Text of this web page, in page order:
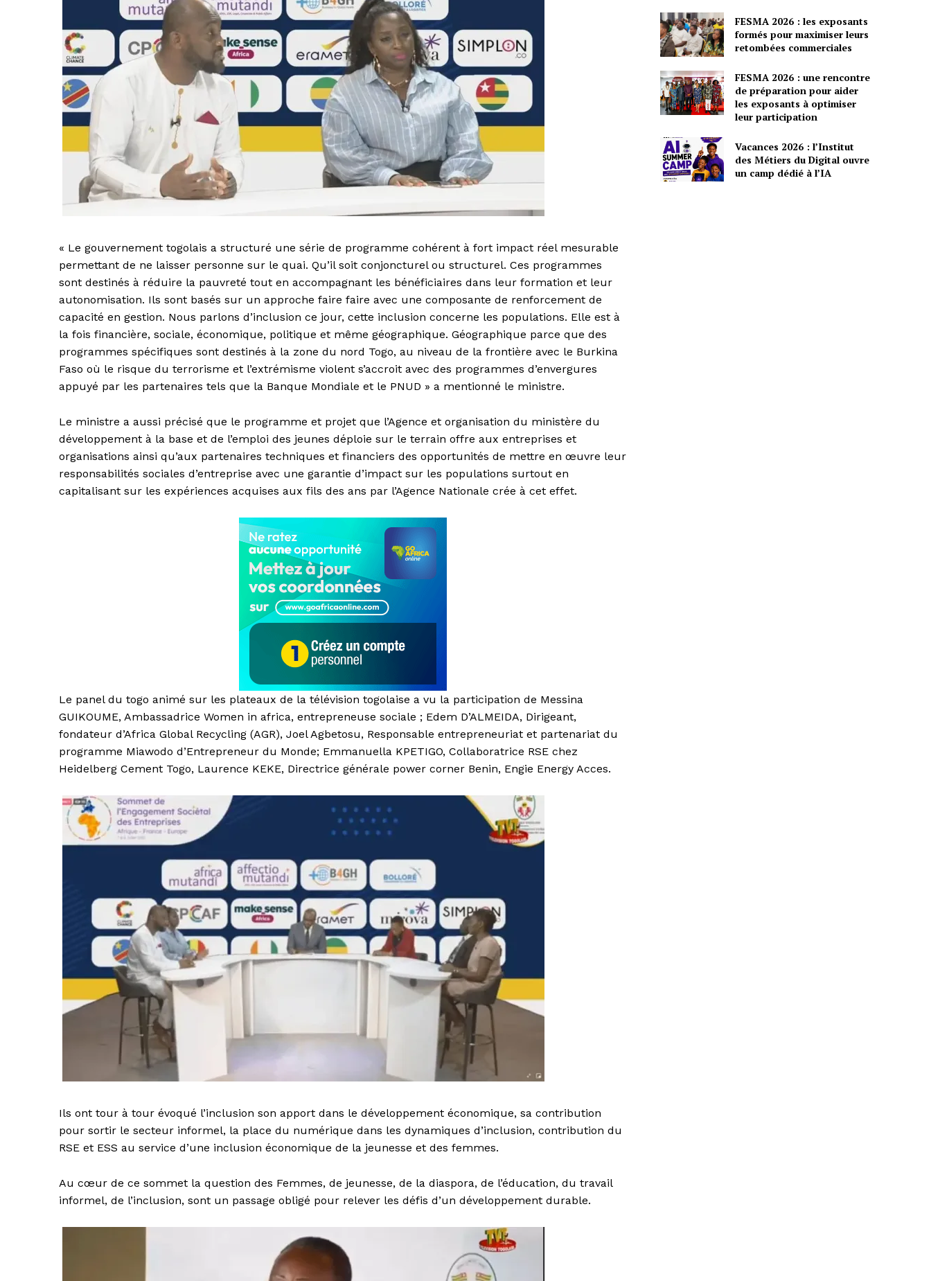
« Le gouvernement togolais a structuré une série de programme cohérent à fort impact réel mesurable
permettant de ne laisser personne sur le quai. Qu’il soit conjoncturel ou structurel. Ces programmes
sont destinés à réduire la pauvreté tout en accompagnant les bénéficiaires dans leur formation et leur
autonomisation. Ils sont basés sur un approche faire faire avec une composante de renforcement de
capacité en gestion. Nous parlons d’inclusion ce jour, cette inclusion concerne les populations. Elle est à
la fois financière, sociale, économique, politique et même géographique. Géographique parce que des
programmes spécifiques sont destinés à la zone du nord Togo, au niveau de la frontière avec le Burkina
Faso où le risque du terrorisme et l’extrémisme violent s’accroit avec des programmes d’envergures
appuyé par les partenaires tels que la Banque Mondiale et le PNUD » a mentionné le ministre.
Le ministre a aussi précisé que le programme et projet que l’Agence et organisation du ministère du
développement à la base et de l’emploi des jeunes déploie sur le terrain offre aux entreprises et
organisations ainsi qu’aux partenaires techniques et financiers des opportunités de mettre en œuvre leur
responsabilités sociales d’entreprise avec une garantie d’impact sur les populations surtout en
capitalisant sur les expériences acquises aux fils des ans par l’Agence Nationale crée à cet effet.
Le panel du togo animé sur les plateaux de la télévision togolaise a vu la participation de Messina
GUIKOUME, Ambassadrice Women in africa, entrepreneuse sociale ; Edem D’ALMEIDA, Dirigeant,
fondateur d’Africa Global Recycling (AGR), Joel Agbetosu, Responsable entrepreneuriat et partenariat du
programme Miawodo d’Entrepreneur du Monde; Emmanuella KPETIGO, Collaboratrice RSE chez
Heidelberg Cement Togo, Laurence KEKE, Directrice générale power corner Benin, Engie Energy Acces.
Ils ont tour à tour évoqué l’inclusion son apport dans le développement économique, sa contribution
pour sortir le secteur informel, la place du numérique dans les dynamiques d’inclusion, contribution du
RSE et ESS au service d’une inclusion économique de la jeunesse et des femmes.
Au cœur de ce sommet la question des Femmes, de jeunesse, de la diaspora, de l’éducation, du travail
informel, de l’inclusion, sont un passage obligé pour relever les défis d’un développement durable.
FESMA 2026 : les exposants
formés pour maximiser leurs
retombées commerciales
FESMA 2026 : une rencontre
de préparation pour aider
les exposants à optimiser
leur participation
Vacances 2026 : l’Institut
des Métiers du Digital ouvre
un camp dédié à l’IA